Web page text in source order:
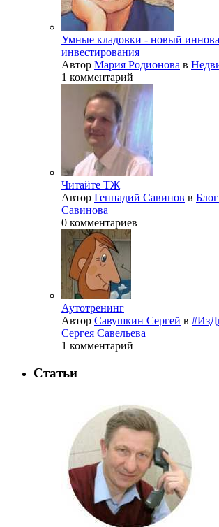
Умные кладовки - новый
инвестирования
Автор Мария Родионова в
1 комментарий
Читайте ТЖ
Автор Геннадий Савинов в
Савинова
0 комментариев
Аутотренинг
Автор Савушкин Сергей в
Сергея Савельева
1 комментарий
Статьи